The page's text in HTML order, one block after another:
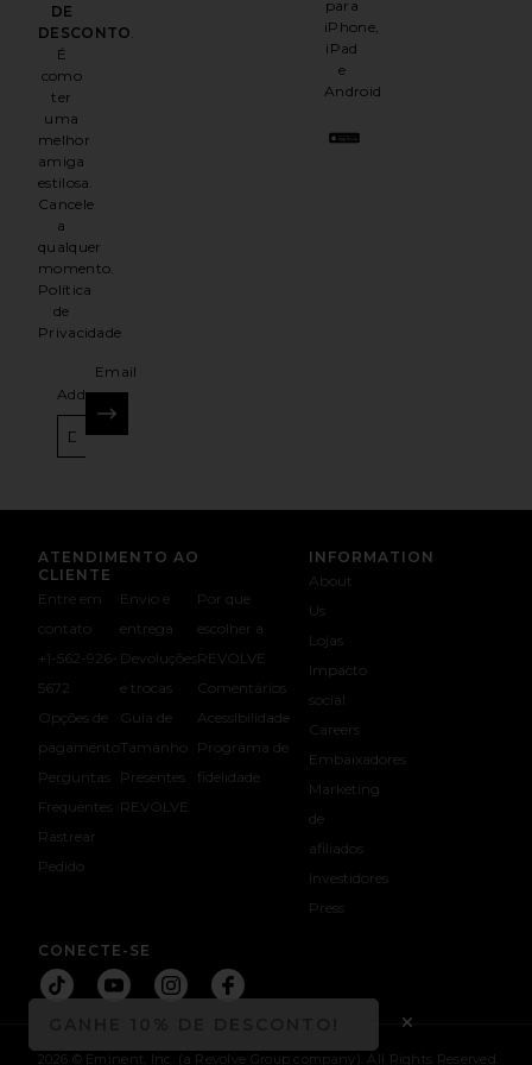
Close ntf
DE
DESCONTO.
É
como
ter
uma
melhor
amiga
estilosa.
Cancele
a
qualquer
momento.
Política
de
Privacidade
Email
Address
para
iPhone,
iPad
e
Android
ATENDIMENTO AO
CLIENTE
Entre em
contato
+1-562-926-
5672
Opções de
pagamento
Perguntas
Frequentes
Rastrear
Pedido
Envio e
entrega
Devoluções
e trocas
Guia de
Tamanho
Presentes
REVOLVE
Por que
escolher a
REVOLVE
Comentários
Acessibilidade
Programa de
fidelidade
INFORMATION
About
Us
Lojas
Impacto
social
Careers
Embaixadores
Marketing
de
afiliados
Investidores
opens in a new window
Press
CONECTE-SE
2026 © Eminent, Inc. (a Revolve Group company). All Rights Reserved.